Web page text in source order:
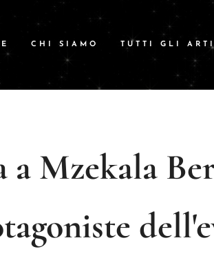
CHI SIAMO TUTTI GLI
a Mzekala